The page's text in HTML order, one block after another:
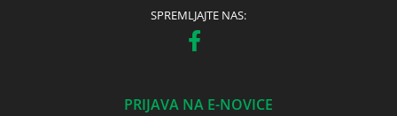
SPREMLJAJTE NAS:
PRIJAVA NA E-NOVICE